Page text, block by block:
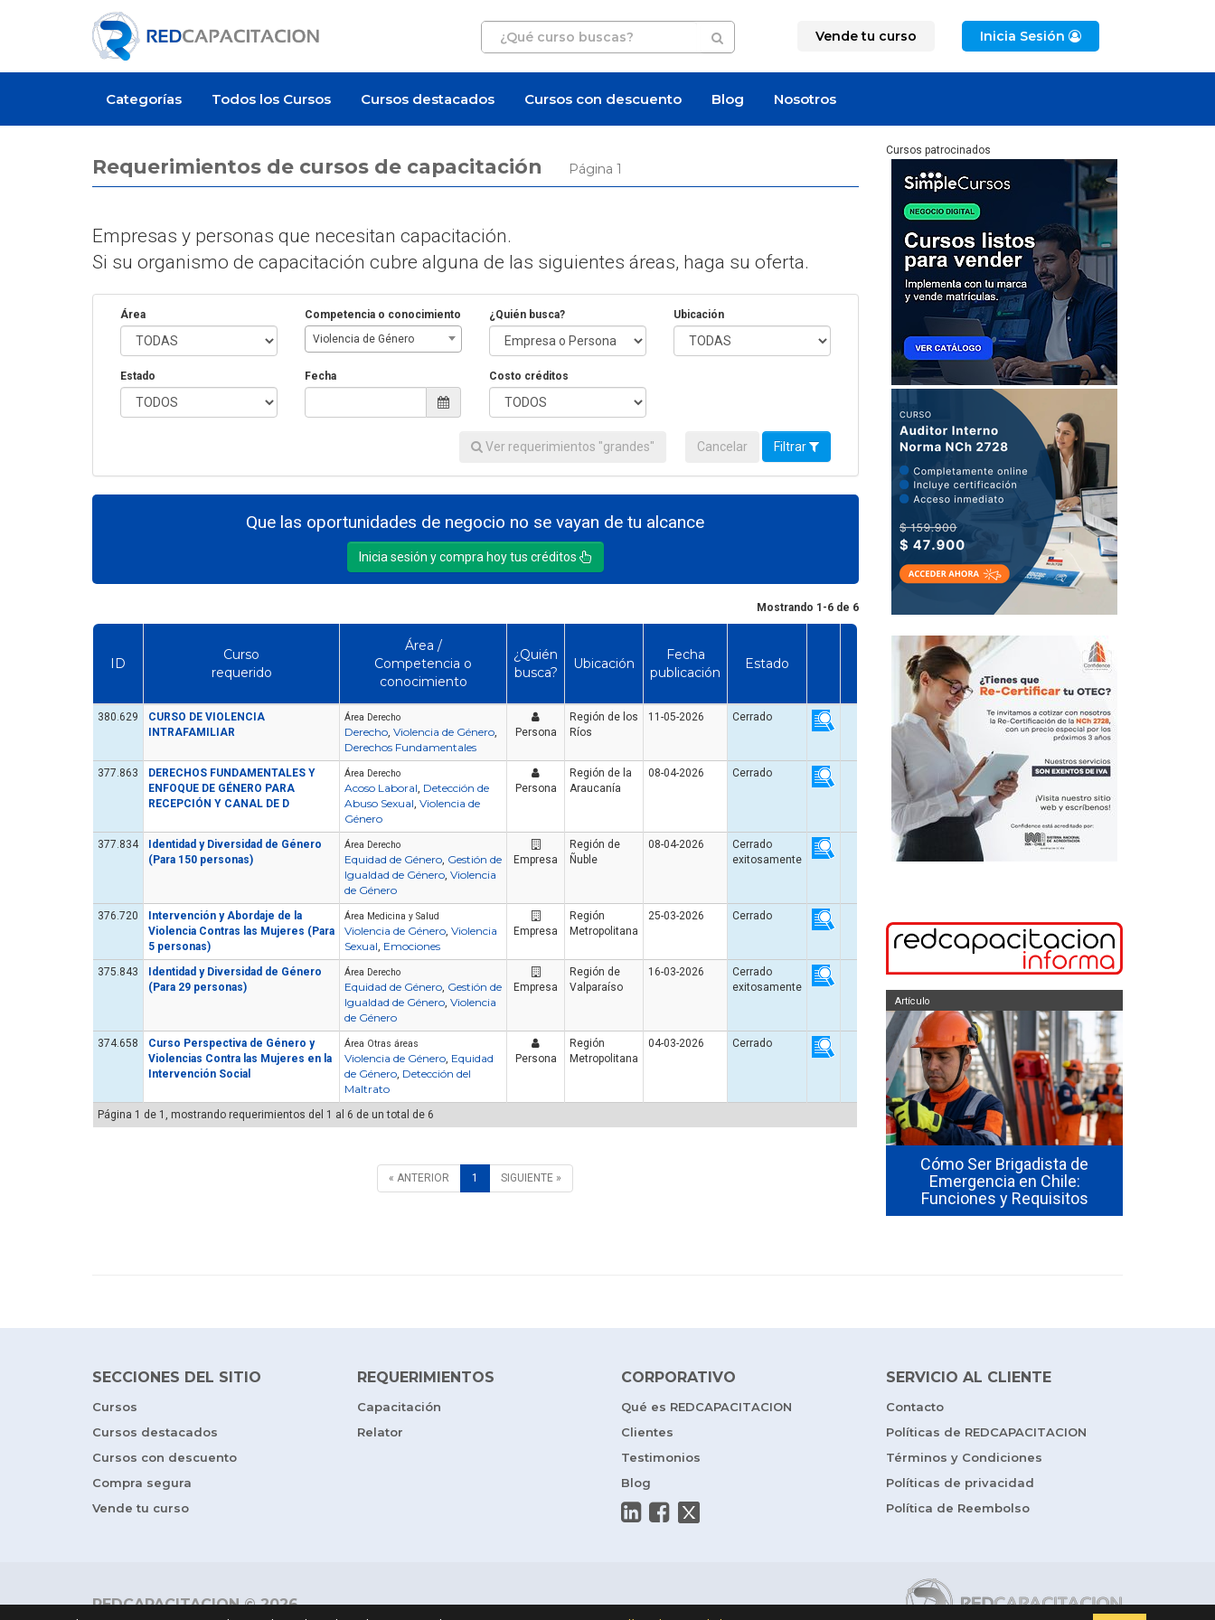
Vende tu curso Inicia Sesión
Categorías Todos los Cursos Cursos destacados Cursos con descuento Blog Nosotros
Requerimientos de cursos de capacitación Página 1
Empresas y personas que necesitan capacitación.
Si su organismo de capacitación cubre alguna de las siguientes áreas, haga su oferta.
Área
Competencia o conocimiento
Violencia de Género
¿Quién busca? Ubicación
Estado Fecha Costo créditos
Ver requerimientos "grandes" Cancelar Filtrar
Que las oportunidades de negocio no se vayan de tu alcance
Inicia sesión y compra hoy tus créditos
Mostrando 1-6 de 6
ID
Curso
requerido
Área /
Competencia o
conocimiento
¿Quién
busca?
Ubicación
Fecha
publicación
Estado
380.629
CURSO DE VIOLENCIA
INTRAFAMILIAR
Área Derecho
Derecho, Violencia de Género,
Derechos Fundamentales
Persona
Región de los
Ríos
11-05-2026 Cerrado
377.863
DERECHOS FUNDAMENTALES Y
ENFOQUE DE GÉNERO PARA
RECEPCIÓN Y CANAL DE D
Área Derecho
Acoso Laboral, Detección de
Abuso Sexual, Violencia de
Género
Persona
Región de la
Araucanía
08-04-2026 Cerrado
377.834
Identidad y Diversidad de Género
(Para 150 personas)
Área Derecho
Equidad de Género, Gestión de
Igualdad de Género, Violencia
de Género
Empresa
Región de
Ñuble
08-04-2026
Cerrado
exitosamente
376.720
Intervención y Abordaje de la
Violencia Contras las Mujeres (Para
5 personas)
Área Medicina y Salud
Violencia de Género, Violencia
Sexual, Emociones
Empresa
Región
Metropolitana
25-03-2026 Cerrado
375.843
Identidad y Diversidad de Género
(Para 29 personas)
Área Derecho
Equidad de Género, Gestión de
Igualdad de Género, Violencia
de Género
Empresa
Región de
Valparaíso
16-03-2026
Cerrado
exitosamente
374.658
Curso Perspectiva de Género y
Violencias Contra las Mujeres en la
Intervención Social
Área Otras áreas
Violencia de Género, Equidad
de Género, Detección del
Maltrato
Persona
Región
Metropolitana
04-03-2026 Cerrado
Página 1 de 1, mostrando requerimientos del 1 al 6 de un total de 6
« ANTERIOR 1 SIGUIENTE »
Cursos patrocinados
seguridad industrial en Chile
en 2026? El precio real de los
manejo de extintores en Chile
en 2026? Precios reales y qué
incluye cada opción
Artículo
Cómo Ser Brigadista de
Emergencia en Chile:
Funciones y Requisitos
Artículo
SECCIONES DEL SITIO
Cursos
Cursos destacados
Cursos con descuento
Compra segura
Vende tu curso
REQUERIMIENTOS
Capacitación
Relator
CORPORATIVO
Qué es REDCAPACITACION
Clientes
Testimonios
Blog
SERVICIO AL CLIENTE
Contacto
Políticas de REDCAPACITACION
Términos y Condiciones
Políticas de privacidad
Política de Reembolso
REDCAPACITACION © 2026